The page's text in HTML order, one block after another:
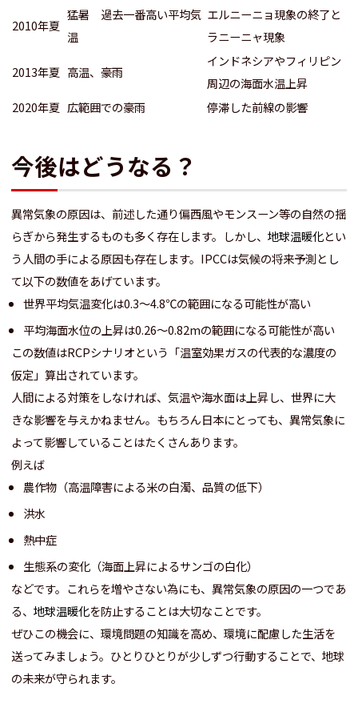
2010年夏
猛暑 過去一番高い平均気
温
エルニーニョ現象の終了と
ラニーニャ現象
2013年夏 高温、豪雨
インドネシアやフィリピン
周辺の海面水温上昇
2020年夏 広範囲での豪雨 停滞した前線の影響
今後はどうなる？
異常気象の原因は、前述した通り偏西風やモンスーン等の自然の揺
らぎから発生するものも多く存在します。しかし、地球温暖化とい
う人間の手による原因も存在します。IPCCは気候の将来予測とし
て以下の数値をあげています。
世界平均気温変化は0.3～4.8℃の範囲になる可能性が高い
平均海面水位の上昇は0.26～0.82mの範囲になる可能性が高い
この数値はRCPシナリオという「温室効果ガスの代表的な濃度の
仮定」算出されています。
人間による対策をしなければ、気温や海水面は上昇し、世界に大
きな影響を与えかねません。もちろん日本にとっても、異常気象に
よって影響していることはたくさんあります。
例えば
農作物（高温障害による米の白濁、品質の低下）
洪水
熱中症
生態系の変化（海面上昇によるサンゴの白化）
などです。これらを増やさない為にも、異常気象の原因の一つであ
る、地球温暖化を防止することは大切なことです。
ぜひこの機会に、環境問題の知識を高め、環境に配慮した生活を
送ってみましょう。ひとりひとりが少しずつ行動することで、地球
の未来が守られます。